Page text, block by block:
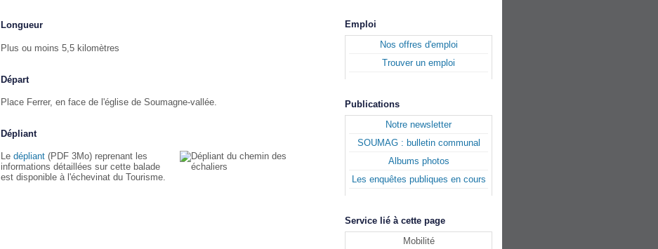
Longueur
Plus ou moins 5,5 kilomètres
Départ
Place Ferrer, en face de l'église de Soumagne-vallée.
Dépliant
Le dépliant (PDF 3Mo) reprenant les
informations détaillées sur cette balade
est disponible à l'échevinat du Tourisme.
Emploi
Nos offres d'emploi
Trouver un emploi
Publications
Notre newsletter
SOUMAG : bulletin communal
Albums photos
Les enquêtes publiques en cours
Service lié à cette page
Mobilité